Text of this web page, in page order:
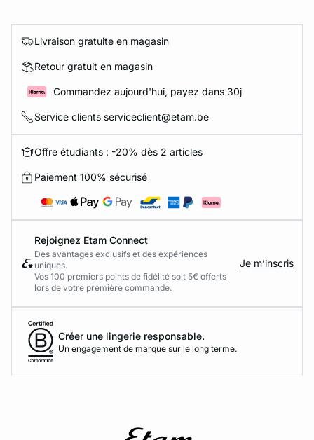
Livraison gratuite en magasin
Retour gratuit en magasin
Commandez aujourd'hui, payez dans 30j
Service clients serviceclient@etam.be
Offre étudiants : -20% dès 2 articles
Paiement 100% sécurisé
Rejoignez Etam Connect
Des avantages exclusifs et des expériences
uniques.
Vos 100 premiers points de fidélité soit 5€ offerts
lors de votre première commande.​
Je m’inscris
Créer une lingerie responsable.
Un engagement de marque sur le long terme.